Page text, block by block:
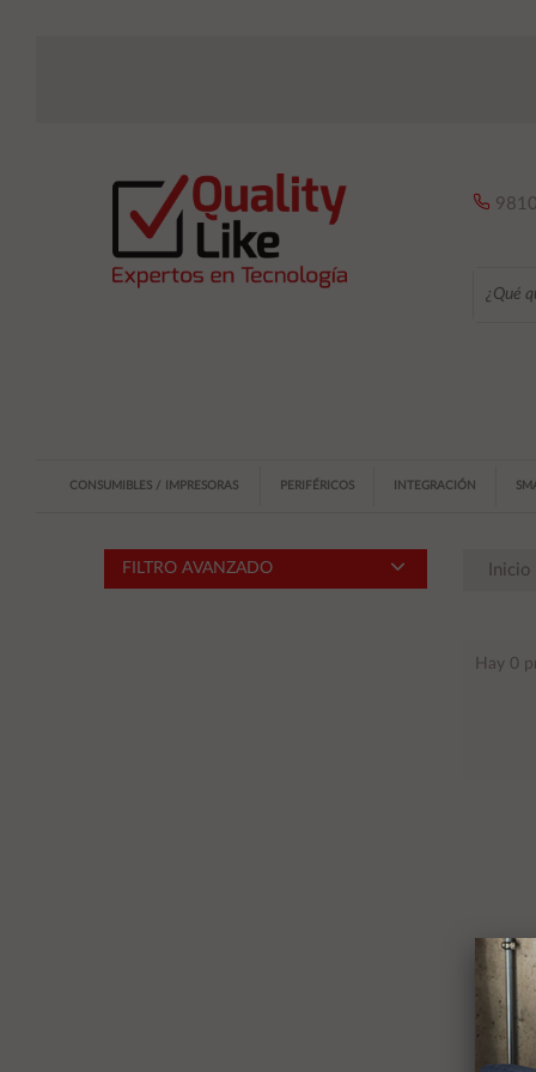
CONSUMIBLES / IMPRESORAS PERIFÉRICOS INTEGRACIÓN
FILTRO AVANZADO Inicio
Hay 0